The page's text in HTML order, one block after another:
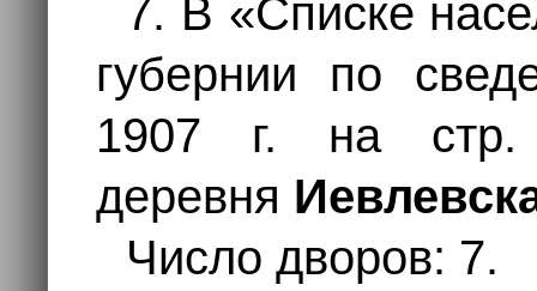
7. В «Списке
губернии по
1907 г. на стр.
деревня
Число дворов: 7.